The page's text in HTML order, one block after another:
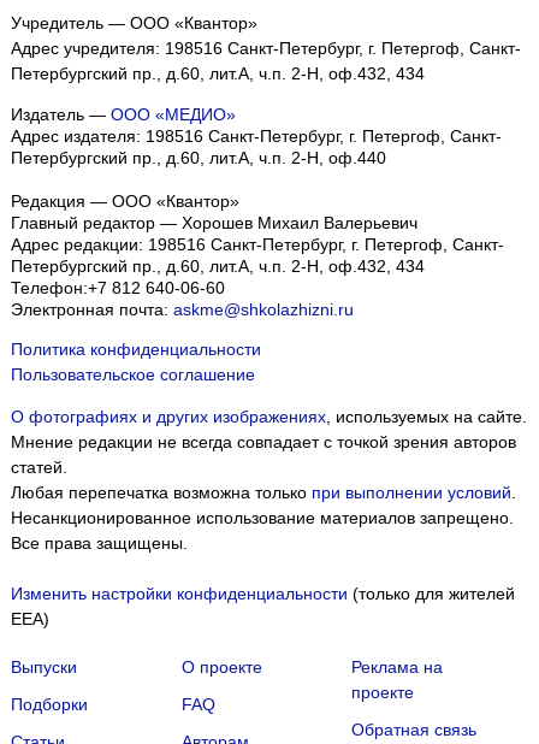
Учредитель — ООО «Квантор»
Адрес учредителя: 198516 Санкт-Петербург, г. Петергоф, Санкт-
Петербургский пр., д.60, лит.А, ч.п. 2-Н, оф.432, 434
Издатель — ООО «МЕДИО»
Адрес издателя: 198516 Санкт-Петербург, г. Петергоф, Санкт-
Петербургский пр., д.60, лит.А, ч.п. 2-Н, оф.440
Редакция — ООО «Квантор»
Главный редактор — Хорошев Михаил Валерьевич
Адрес редакции: 198516 Санкт-Петербург, г. Петергоф Санкт-
Петербургский пр., д.60, лит.А, ч.п. 2-Н, оф.432, 434
Телефон:+7 812 640-06-60
Электронная почта: askme@shkolazhizni.ru
Политика конфиденциальности
Пользовательское соглашение
О фотографиях и других изображениях, используемых на сайте.
Мнение редакции не всегда совпадает с точкой зрения авторов
статей.
Любая перепечатка возможна только при выполнении условий
Несанкционированное использование материалов запрещено.
Все права защищены.
Изменить настройки конфиденциальности (только для жителей
EEA)
Выпуски
Подборки
О проекте
FAQ
Реклама на
проекте
Обратная связь